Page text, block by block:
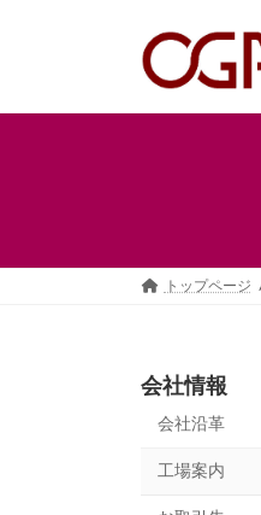
ツ
シ
トップページ
会社情報
会社沿革
工場案内